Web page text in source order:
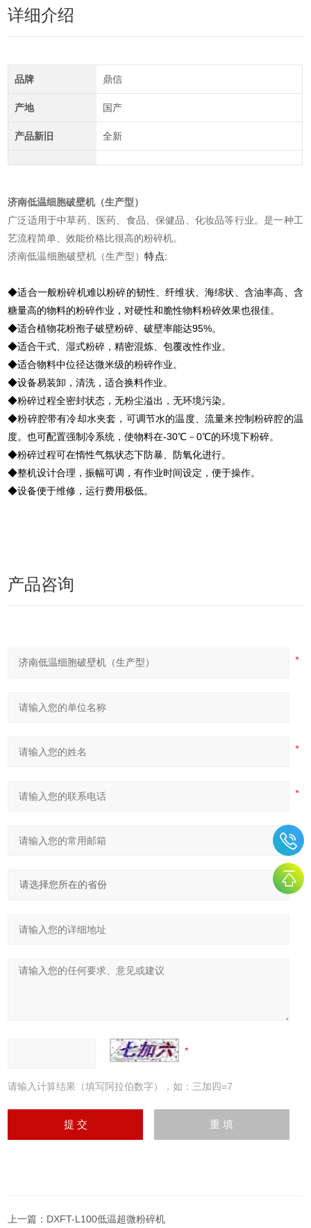
详细介绍
品牌 鼎信
产地 国产
产品新旧 全新
济南低温细胞破壁机（生产型）
广泛适用于中草药、医药、食品、保健品、化妆品等行业。是一种工
艺流程简单、效能价格比很高的粉碎机。
济南低温细胞破壁机（生产型）特点:
◆适合一般粉碎机难以粉碎的韧性、纤维状、海绵状、含油率高、含
糖量高的物料的粉碎作业，对硬性和脆性物料粉碎效果也很佳。
◆适合植物花粉孢子破壁粉碎、破壁率能达95%。
◆适合干式、湿式粉碎，精密混炼、包覆改性作业。
◆适合物料中位径达微米级的粉碎作业。
◆设备易装卸，清洗，适合换料作业。
◆粉碎过程全密封状态，无粉尘溢出，无环境污染。
◆粉碎腔带有冷却水夹套，可调节水的温度、流量来控制粉碎腔的温
度。也可配置强制冷系统，使物料在-30℃－0℃的环境下粉碎。
◆粉碎过程可在惰性气氛状态下防暴、防氧化进行。
◆整机设计合理，振幅可调，有作业时间设定，便于操作。
◆设备便于维修，运行费用极低。
产品咨询
请输入计算结果（填写阿拉伯数字），如：三加四=7
上一篇： DXFT-L100低温超微粉碎机